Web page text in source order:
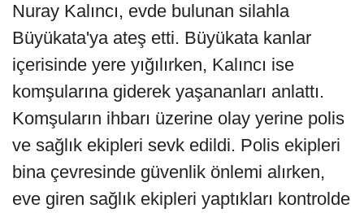
Nuray Kalıncı, evde bulunan silahla
Büyükata'ya ateş etti. Büyükata kanlar
içerisinde yere yığılırken, Kalıncı ise
komşularına giderek yaşananları anlattı.
Komşuların ihbarı üzerine olay yerine polis
ve sağlık ekipleri sevk edildi. Polis ekipleri
bina çevresinde güvenlik önlemi alırken,
eve giren sağlık ekipleri yaptıkları kontrolde